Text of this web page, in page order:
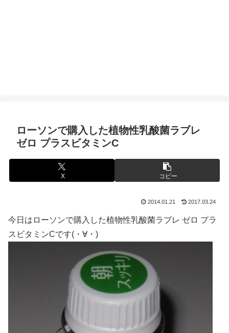
ローソンで購入した植物性乳酸菌ラブレ
ゼロ プラスビタミンC
X コピー
2014.01.21 2017.03.24
今日はローソンで購入した植物性乳酸菌ラブレ ゼロ プラ
スビタミンCです(・∀・)